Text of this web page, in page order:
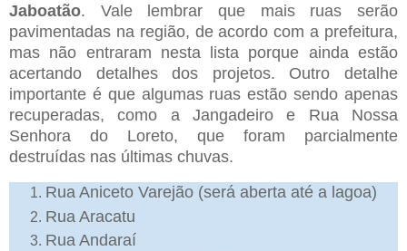
Jaboatão. Vale lembrar que mais ruas serão
pavimentadas na região, de acordo com a prefeitura,
mas não entraram nesta lista porque ainda estão
acertando detalhes dos projetos. Outro detalhe
importante é que algumas ruas estão sendo apenas
recuperadas, como a Jangadeiro e Rua Nossa
Senhora do Loreto, que foram parcialmente
destruídas nas últimas chuvas.
Rua Aniceto Varejão (será aberta até a lagoa)
Rua Aracatu
Rua Andaraí